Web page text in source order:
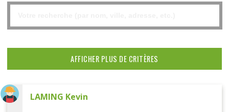
LAMING Kevin
AFFICHER PLUS DE CRITÈRES